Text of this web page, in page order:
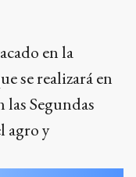
en la
se realizará en
Segundas
agro y